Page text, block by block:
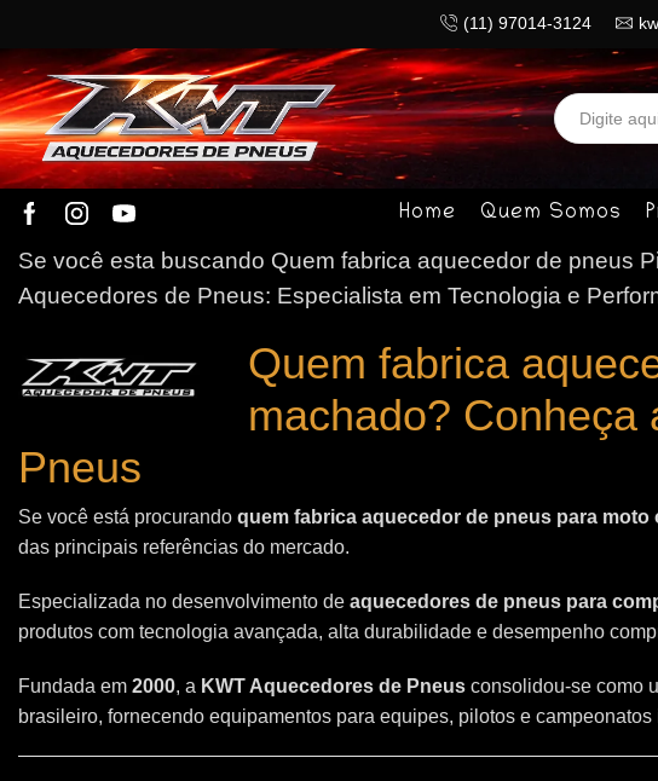
(11) 97014-3124
Home Quem Somos
Se você esta buscando Quem fabrica aquecedor de pneus
Aquecedores de Pneus: Especialista em Tecnologia e
Quem fabrica
machado? Conheça
Pneus
Se você está procurando quem fabrica aquecedor de pneus para moto
das principais referências do mercado.
Especializada no desenvolvimento de aquecedores de pneus para
produtos com tecnologia avançada, alta durabilidade e desempenho
Fundada em 2000, a KWT Aquecedores de Pneus consolidou-se como
brasileiro, fornecendo equipamentos para equipes, pilotos e campeonatos